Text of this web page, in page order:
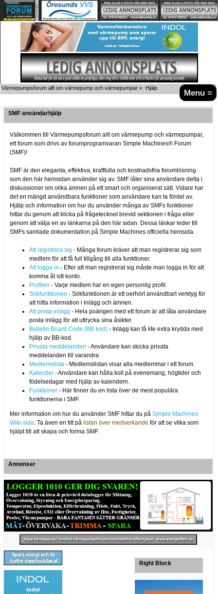
Menu ≡
Värmepumpsforum allt om värmepump och värmepumpar » Hjälp
SMF användarhjälp
Välkommen till Värmepumpsforum allt om värmepump och värmepumpar,
ett forum som drivs av forumprogramvaran Simple Machines® Forum
(SMF)!
SMF är den eleganta, effektiva, kraftfulla och kostnadsfria forumlösning
som den här hemsidan använder sig av. SMF låter sina användare delta i
diskussioner om olika ämnen på ett smart och organiserat sätt. Vidare har
det en mängd användbara funktioner som användare kan ta fördel av.
Hjälp och information om hur du använder många av SMFs funktioner
hittar du genom att klicka på frågetecknet brevid sektionen i fråga eller
genom att välja en av länkarna på den här sidan. Dessa länkar leder till
SMFs samlade dokumentation på Simple Machines officiella hemsida.
Att registrera sig - Många forum kräver att man registrerar sig som
medlem för att få full tillgång till alla funktioner.
Att logga in - Efter att man registrerat sig måste man logga in för att
komma åt sitt konto.
Profilen - Varje medlem har en egen personlig profil.
Sökfunktionen - Sökfunktionen är ett oerhört användbart verktyg för
att hitta information i inlägg och ämnen.
Att posta inlägg - Hela poängen med ett forum är att låta användare
posta inlägg för att uttrycka sina åsikter.
Bulletin Board Code (BB-kod) - Inlägg kan få lite extra krydda med
hjälp av BB-kod.
Privata meddelanden - Användare kan skicka privata
meddelanden till varandra.
Medlemslista - Medlemslistan visar alla medlemmar i ett forum.
Kalender - Användare kan hålla koll på evenemang, högtider och
födelsedagar med hjälp av kalendern.
Funktioner - Här finner du en lista över de mest populära
funktionerna i SMF.
Mer information om hur du använder SMF hittar du påSimple Machines
Wiki-sida. Ta även en titt på listan över medverkande för att se vilka som
hjälpt till att skapa och forma SMF.
Annonser
Right Block